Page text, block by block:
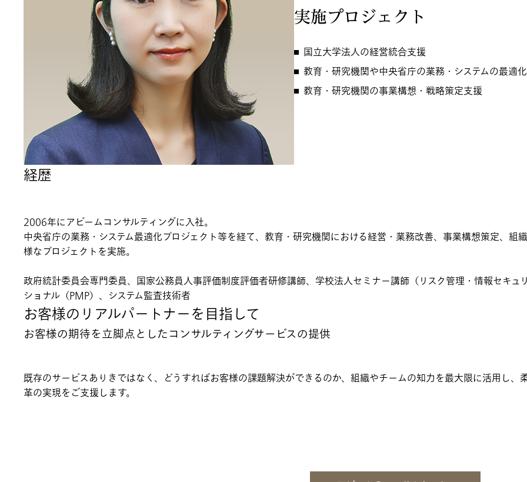
実施プロジェクト
国立大学法人の経営統合支援
教育・研究機関や中央省庁の業務・システムの最適
教育・研究機関の事業構想・戦略策定支援
経歴
2006年にアビームコンサルティングに入社。
中央省庁の業務・システム最適化プロジェクト等を経て、教育・研究機関における経営・業務改善、事業構想策定、組
様なプロジェクトを実施。
政府統計委員会専門委員、国家公務員人事評価制度評価者研修講師、学校法人セミナー講師（リスク管理・情報セキュ
ショナル（PMP）、システム監査技術者
お客様のリアルパートナーを目指して
お客様の期待を立脚点としたコンサルティングサービスの提供
既存のサービスありきではなく、どうすればお客様の課題解決ができるのか、組織やチームの知力を最大限に活用し、
革の実現をご支援します。